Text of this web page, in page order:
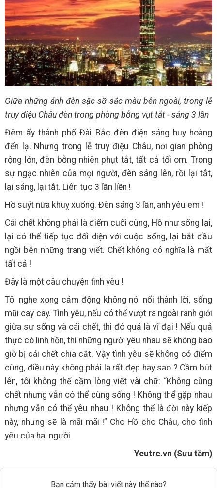
Giữa những ánh đèn sặc sỡ sắc màu bên ngoài, trong lễ
truy điệu Châu đèn trong phòng bỗng vụt tắt - sáng 3 lần
Đêm ấy thành phố Đài Bắc đèn điện sáng huy hoàng
đến lạ. Nhưng trong lễ truy điệu Châu, nơi gian phòng
rộng lớn, đèn bỗng nhiên phụt tắt, tất cả tối om. Trong
sự ngạc nhiên của mọi người, đèn sáng lên, rồi lại tắt,
lại sáng, lại tắt. Liên tục 3 lần liền !
Hồ suýt nữa khuỵ xuống. Đèn sáng 3 lần, anh yêu em !
Cái chết không phải là điểm cuối cùng, Hồ như sống lại,
lại có thể tiếp tục đối diện với cuộc sống, lại bắt đầu
ngồi bên những trang viết. Chết không có nghĩa là mất
tất cả !
Đây là một câu chuyện tình yêu !
Tôi nghe xong cảm động không nói nổi thành lời, sống
mũi cay cay. Tình yêu, nếu có thể vượt ra ngoài ranh giới
giữa sự sống và cái chết, thì đó quả là vĩ đại ! Nếu quả
thực có linh hồn, thì những người yêu nhau sẽ không bao
giờ bị cái chết chia cắt. Vậy tình yêu sẽ không có điểm
cùng, điều này không phải là rất đẹp hay sao ? Cầm bút
lên, tôi không thể cầm lòng viết vài chữ: “Không cùng
chết nhưng vẫn có thể cùng sống ! Không thể gặp nhau
nhưng vẫn có thể yêu nhau ! Không thể là đời này kiếp
này, nhưng sẽ là mãi mãi !” Cho Hồ cho Châu, cho tình
yêu của hai người.
Yeutre.vn (Sưu tầm)
Bạn cảm thấy bài viết này thế nào?